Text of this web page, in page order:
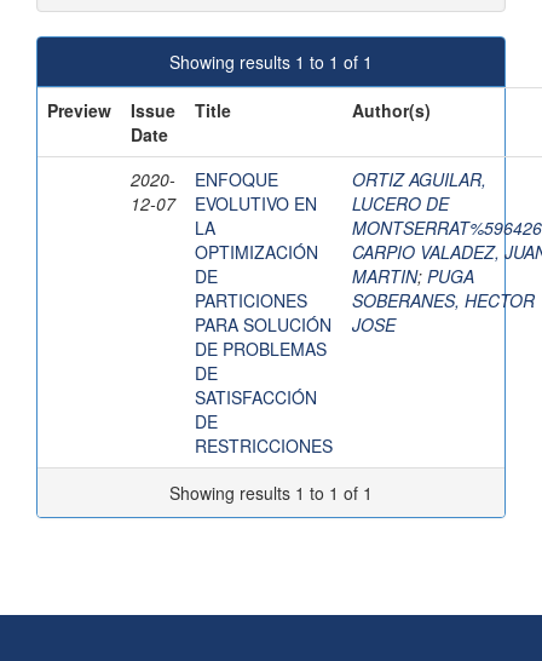
Showing results 1 to 1 of 1
Preview
Issue
Date
Title Author(s)
2020-
12-07
ENFOQUE
EVOLUTIVO EN
LA
OPTIMIZACIÓN
DE
PARTICIONES
PARA SOLUCIÓN
DE PROBLEMAS
DE
SATISFACCIÓN
DE
RESTRICCIONES
ORTIZ AGUILAR,
LUCERO DE
MONTSERRAT%596426
CARPIO VALADEZ,
MARTIN; PUGA
SOBERANES, HECTOR
JOSE
Showing results 1 to 1 of 1